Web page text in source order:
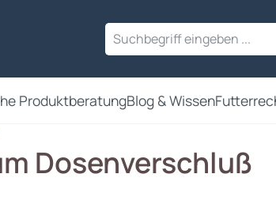
ProduktberatungBlog & Wissen
Dosenverschluß